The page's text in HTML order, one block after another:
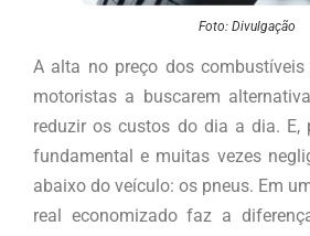
Foto: Divulgação
A alta no preço dos
motoristas a buscarem
reduzir os custos do dia a dia. E,
fundamental e muitas vezes
abaixo do veículo: os pneus. Em
real economizado faz a